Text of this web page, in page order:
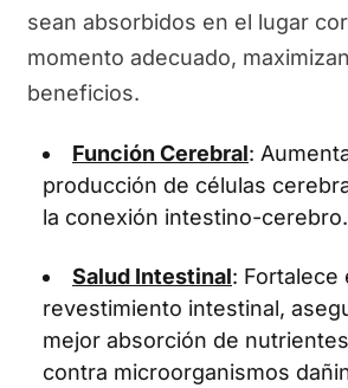
sean absorbidos en el lugar
momento adecuado,
beneficios.
Función Cerebral:
producción de células
la conexión intestino-cerebro.
Salud Intestinal: Fortalece
revestimiento intestinal,
mejor absorción de
contra microorganismos